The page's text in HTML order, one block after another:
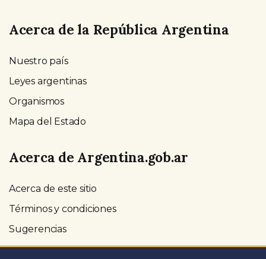
Acerca de la República Argentina
Nuestro país
Leyes argentinas
Organismos
Mapa del Estado
Acerca de Argentina.gob.ar
Acerca de este sitio
Términos y condiciones
Sugerencias